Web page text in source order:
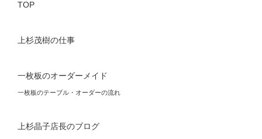
TOP
上杉茂樹の仕事
一枚板のオーダーメイド
一枚板のテーブル・オーダーの流れ
上杉晶子店長のブログ